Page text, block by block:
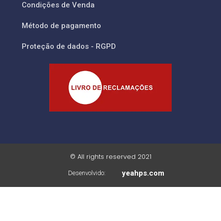
Condições de Venda
Método de pagamento
Proteção de dados - RGPD
© All rights reserved 2021
Desenvolvido: yeahps.com